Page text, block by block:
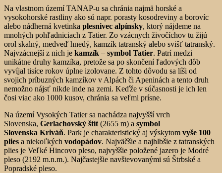
Na vlastnom území TANAP-u sa chránia najmä horské a
vysokohorské rastliny ako sú napr. porasty kosodreviny a borovíc
alebo nádherná kvetinka plesnivec alpínsky, ktorý nájdeme na
mnohých pohľadniciach z Tatier. Zo vzácnych živočíchov tu žijú
orol skalný, medveď hnedý, kamzík tatranský alebo svišť tatranský.
Najvzácnejší z nich je kamzík – symbol Tatier. Patrí medzi
unikátne druhy kamzíka, pretože sa po skončení ľadových dôb
vyvíjal tisíce rokov úplne izolovane. Z tohto dôvodu sa líši od
svojich príbuzných kamzíkov v Alpách či Apeninách a tento druh
nemožno nájsť nikde inde na zemi. Keďže v súčasnosti je ich len
čosi viac ako 1000 kusov, chránia sa veľmi prísne.
Na území Vysokých Tatier sa nachádza najvyšší vrch
Slovenska, Gerlachovský štít (2655 m) a symbol
Slovenska Kriváň. Park je charakteristický aj výskytom vyše 100
plies a niekoľkých vodopádov. Najväčšie a najhlbšie z tatranských
plies je Veľké Hincovo pleso, najvyššie položené jazero je Modré
pleso (2192 m.n.m.). Najčastejšie navštevovanými sú Štrbské a
Popradské pleso.